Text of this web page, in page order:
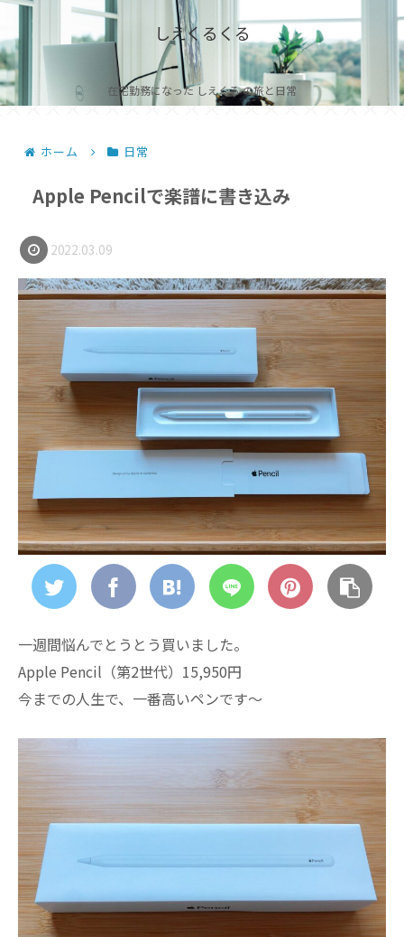
しえくるくる
在宅勤務になった しえくる の旅と日常
ホーム 日常
Apple Pencilで楽譜に書き込み
2022.03.09
一週間悩んでとうとう買いました。
Apple Pencil（第2世代）15,950円
今までの人生で、一番高いペンです～